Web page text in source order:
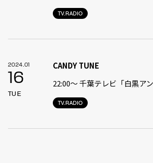
TV.RADIO
2024.01
16
TUE
TV.RADIO
CANDY TUNE
22:00〜 千葉テレビ「白黒ア